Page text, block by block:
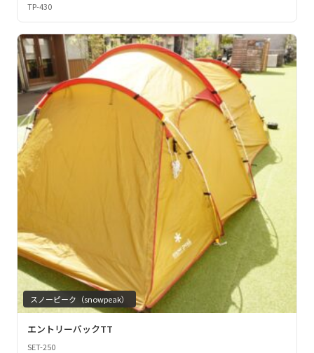
TP-430
スノーピーク（snowpeak）
エントリーパックTT
SET-250